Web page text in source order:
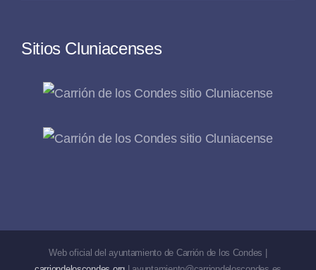
Sitios Cluniacenses
Web oficial del ayuntamiento de Carrión de los Condes |